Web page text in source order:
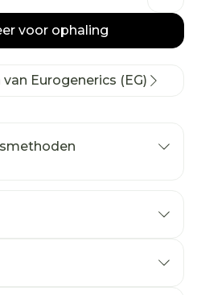
voor ophaling
Eurogenerics (EG)